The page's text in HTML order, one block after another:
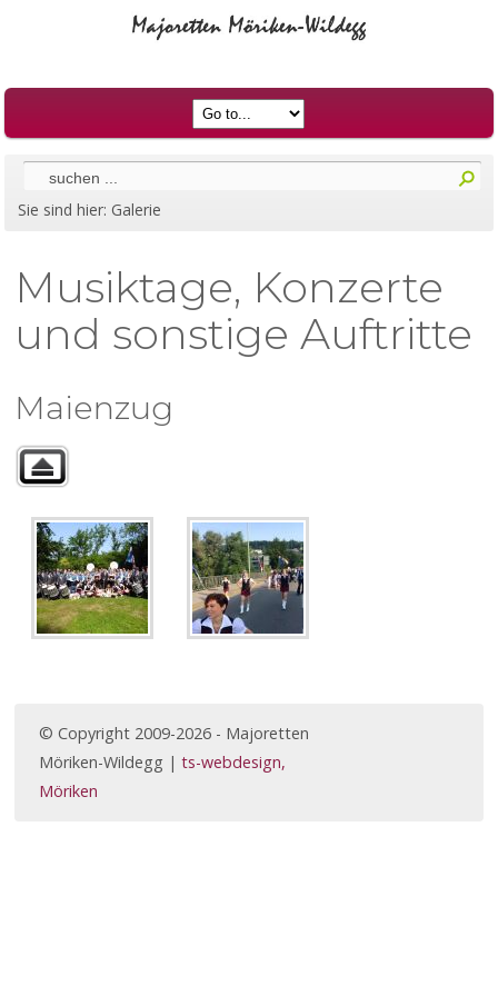
Sie sind hier: Galerie
Musiktage, Konzerte
und sonstige Auftritte
Maienzug
© Copyright 2009-2026 - Majoretten
Möriken-Wildegg |ts-webdesign,
Möriken